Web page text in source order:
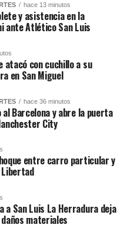
hace 13 minutos
y asistencia en la
ante Atlético San Luis
atacó con cuchillo a su
en San Miguel
hace 36 minutos
Barcelona y abre la puerta
City
entre carro particular y
Libertad
San Luis La Herradura deja
materiales